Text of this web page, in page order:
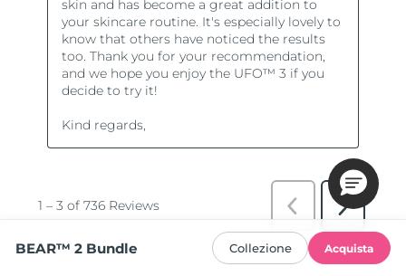
BEAR™ 2 Bundle Collezione Acquista